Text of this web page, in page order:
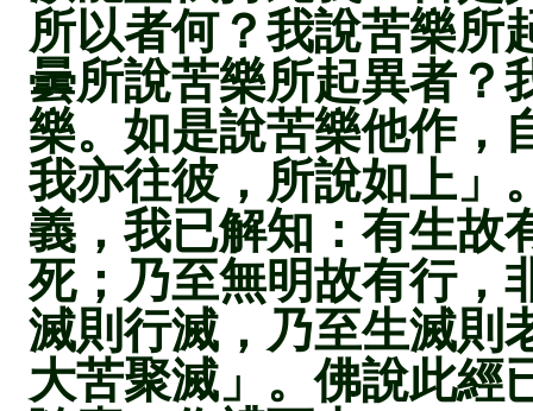
所以者何？我說苦樂所
曇所說苦樂所起異者？
樂。如是說苦樂他作，
我亦往彼，所說如上」
義，我已解知：有生故
死；乃至無明故有行，
滅則行滅，乃至生滅則
大苦聚滅」。佛說此經